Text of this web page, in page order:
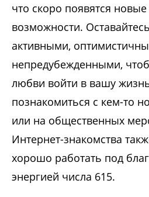
что скоро появятся
возможности.
активными,
непредубежденными,
любви войти в вашу
познакомиться с кем-то
или на общественных
Интернет-знакомства
хорошо работать под
энергией числа 615.